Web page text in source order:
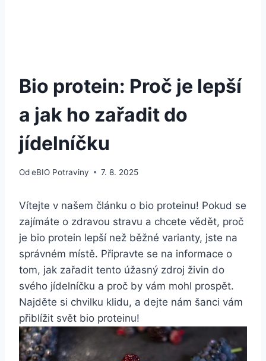
Bio protein: Proč je lepší
a jak ho zařadit do
jídelníčku
OdeBIO Potraviny 7. 8. 2025
Vítejte v našem⁤ článku o bio proteinu! Pokud se⁢
zajímáte o zdravou stravu a chcete vědět, ⁣proč
‌je bio ‍protein⁤ lepší než běžné varianty,​ jste na
správném místě. Připravte ⁢se na ‍informace o
⁣tom, jak zařadit tento úžasný zdroj živin⁢ do
svého jídelníčku​ a proč by vám‍ mohl prospět.
Najděte si‌ chvilku klidu, ‍a ‍dejte nám šanci ​vám
přiblížit ⁤svět bio proteinu!